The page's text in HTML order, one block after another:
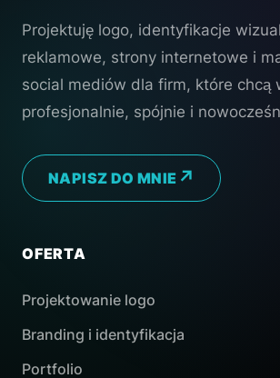
Projektuję logo, identyfikacje
reklamowe, strony internetowe i
social mediów dla firm, które chcą
profesjonalnie, spójnie i
NAPISZ DO MNIE
OFERTA
Projektowanie logo
Branding i identyfikacja
Portfolio